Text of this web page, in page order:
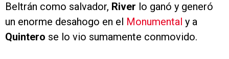
Beltrán como salvador, River lo ganó y generó
un enorme desahogo en el Monumental y a
Quintero se lo vio sumamente conmovido.